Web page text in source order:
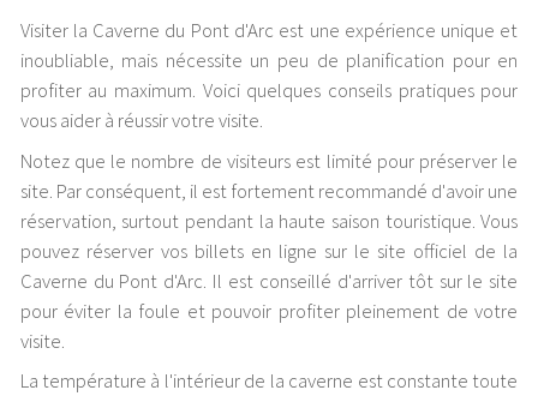
Visiter la Caverne du Pont d'Arc est une expérience unique et
inoubliable, mais nécessite un peu de planification pour en
profiter au maximum. Voici quelques conseils pratiques pour
vous aider à réussir votre visite.
Notez que le nombre de visiteurs est limité pour préserver le
site. Par conséquent, il est fortement recommandé d'avoir une
réservation, surtout pendant la haute saison touristique. Vous
pouvez réserver vos billets en ligne sur le site officiel de la
Caverne du Pont d'Arc. Il est conseillé d'arriver tôt sur le site
pour éviter la foule et pouvoir profiter pleinement de votre
visite.
La température à l'intérieur de la caverne est constante toute